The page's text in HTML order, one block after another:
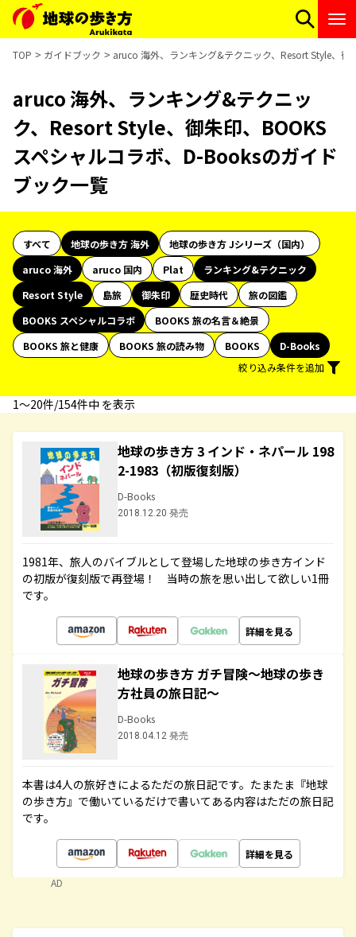
TOP ガイドブック aruco 海外、ランキング&テクニック、Resort Style、
aruco 海外、ランキング&テクニッ
ク、Resort Style、御朱印、BOOKS
スペシャルコラボ、D-Booksのガイド
ブック一覧
すべて 地球の歩き方 海外
地球の歩き方 Jシリーズ（国内）
aruco 海外
aruco 国内 Plat
ランキング&テクニック
Resort Style
島旅 御朱印 歴史時代
旅の図鑑
BOOKS スペシャルコラボ
BOOKS 旅の名言＆絶景
BOOKS 旅と健康
BOOKS 旅の読み物 BOOKS
D-Books
絞り込み条件を追加
1〜20件/154件中 を表示
地球の歩き方 3 インド・ネパール 198
2-1983（初版復刻版）
D-Books
2018.12.20 発売
1981年、旅人のバイブルとして登場した地球の歩き方インド
の初版が復刻版で再登場！ 当時の旅を思い出して欲しい1冊
です。
詳細を見る
地球の歩き方 ガチ冒険～地球の歩き
方社員の旅日記～
D-Books
2018.04.12 発売
本書は4人の旅好きによるただの旅日記です。たまたま『地球
の歩き方』で働いているだけで書いてある内容はただの旅日記
です。
詳細を見る
AD